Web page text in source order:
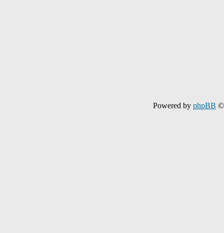
Powered by phpBB ©